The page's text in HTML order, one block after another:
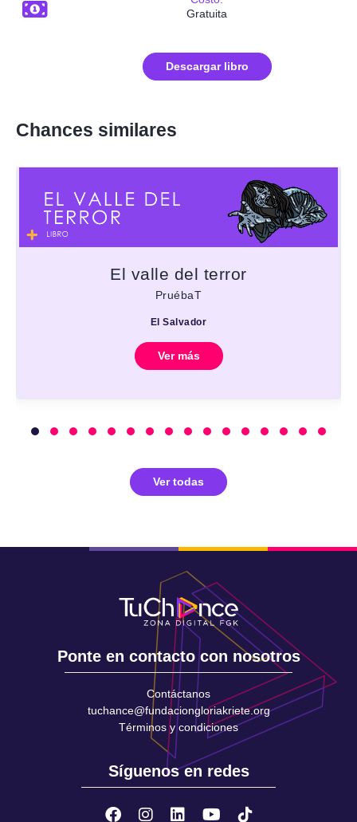
Gratuita
Descargar libro
Chances similares
El valle del terror
PruébaT
El Salvador
Ver más
Ver todas
Ponte en contacto con nosotros
Contáctanos
tuchance@fundaciongloriakriete.org
Términos y condiciones
Síguenos en redes